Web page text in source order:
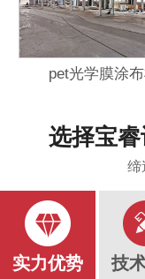
pet光学膜涂
选择宝
缔
实力优势 技